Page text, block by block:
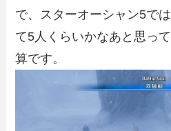
で、スターオーシャン5で
て5人くらいかなあと思っ
算です。